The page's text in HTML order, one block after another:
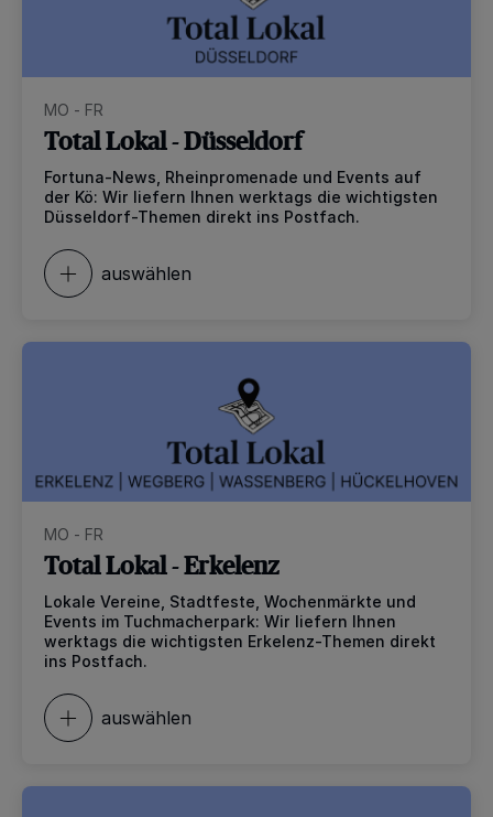
MO - FR
Total Lokal - Düsseldorf
Fortuna-News, Rheinpromenade und Events auf
der Kö: Wir liefern Ihnen werktags die wichtigsten
Düsseldorf-Themen direkt ins Postfach.
auswählen
MO - FR
Total Lokal - Erkelenz
Lokale Vereine, Stadtfeste, Wochenmärkte und
Events im Tuchmacherpark: Wir liefern Ihnen
werktags die wichtigsten Erkelenz-Themen direkt
ins Postfach.
auswählen